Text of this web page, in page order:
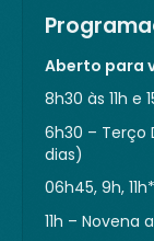
Aberto para
8h30 às 11h e
6h30 – Terço
dias)
06h45, 9h,
11h – Novena